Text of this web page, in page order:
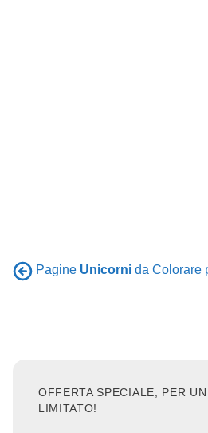
Pagine Unicorni da Colorare
OFFERTA SPECIALE, PER
LIMITATO!